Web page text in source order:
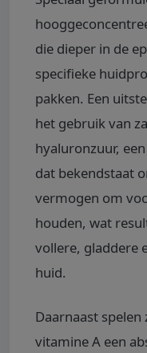
die dieper in de
specifieke
pakken. Een
het gebruik van
hyaluronzuur,
dat bekendstaat
vermogen om
houden, wat
vollere, gladdere
huid.
Daarnaast
vitamine A een